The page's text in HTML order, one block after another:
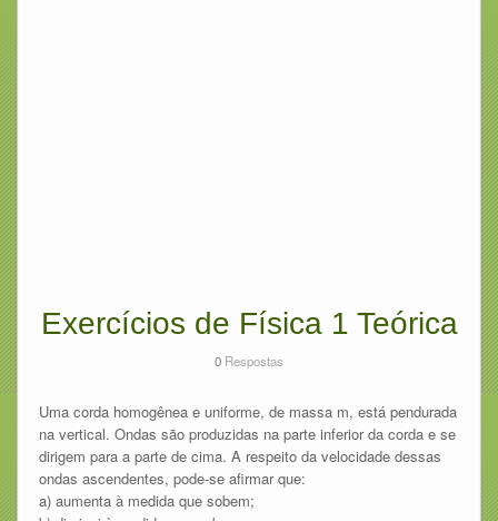
Exercícios de Física 1 Teórica
0 Respostas
Uma corda homogênea e uniforme, de massa m, está pendurada
na vertical. Ondas são produzidas na parte inferior da corda e se
dirigem para a parte de cima. A respeito da velocidade dessas
ondas ascendentes, pode-se afirmar que:
a) aumenta à medida que sobem;